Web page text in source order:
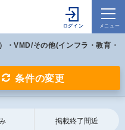
・VMD/その他(インフラ・教育・
条件の変更
掲載終了間近